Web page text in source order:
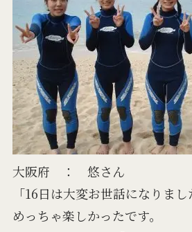
大阪府 ： 悠さん
「16日は大変お世話になりまし
めっちゃ楽しかったです。